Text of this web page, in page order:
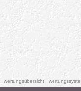
wertungsübersicht